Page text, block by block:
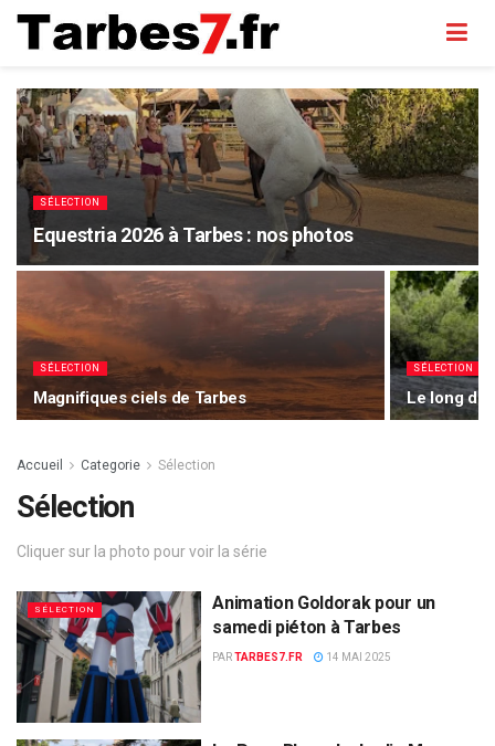
SÉLECTION
Equestria 2026 à Tarbes : nos photos
SÉLECTION
Magnifiques ciels de Tarbes
SÉLECTION
Le long de
Accueil Categorie Sélection
Sélection
Cliquer sur la photo pour voir la série
SÉLECTION
Animation Goldorak pour un
samedi piéton à Tarbes
PARTARBES7.FR 14 MAI 2025